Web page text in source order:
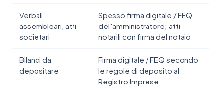
Verbali
assembleari, atti
societari
Spesso firma digitale / FEQ
dell'amministratore; atti
notarili con firma del notaio
Bilanci da
depositare
Firma digitale / FEQ secondo
le regole di deposito al
Registro Imprese